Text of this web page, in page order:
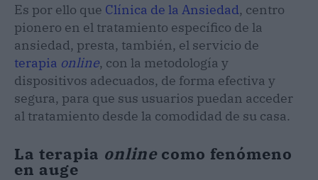
Es por ello que Clínica de la Ansiedad, centro
pionero en el tratamiento específico de la
ansiedad, presta, también, el servicio de
terapia online, con la metodología y
dispositivos adecuados, de forma efectiva y
segura, para que sus usuarios puedan acceder
al tratamiento desde la comodidad de su casa.
La terapia online como fenómeno
en auge